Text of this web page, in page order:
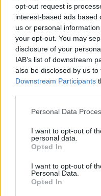
opt-out request is
interest-based ads based
us or personal
your opt-out. You may
disclosure of your
IAB’s list of downstream
also be disclosed by us
Downstream Participants
Please note that this
not limited to your visit or
grant or deny consent to
use your data for below
consent section.
Personal Data
I want to opt-out of
personal data.
Opted In
I want to opt-out of
Personal Data.
Opted In
Meg Stuart & Philipp
forever